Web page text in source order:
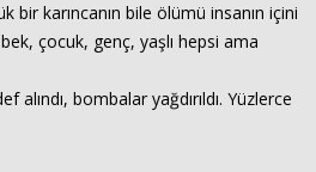
bir karıncanın bile ölümü insanın içini
çocuk, genç, yaşlı hepsi ama
alındı, bombalar yağdırıldı. Yüzlerce